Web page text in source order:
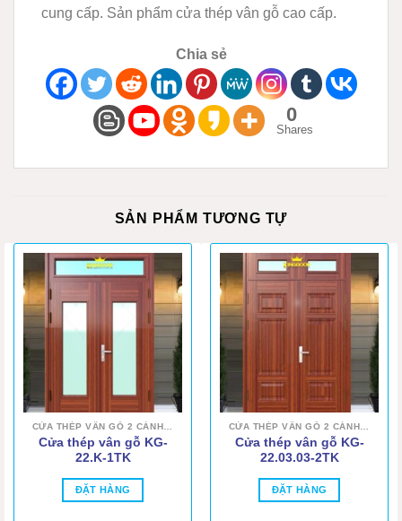
cung cấp. Sản phẩm cửa thép vân gỗ cao cấp.
Chia sẻ
0
Shares
SẢN PHẨM TƯƠNG TỰ
Cửa thép vân gỗ KG-
22.K-1TK
ĐẶT HÀNG
Cửa thép vân gỗ KG-
22.03.03-2TK
ĐẶT HÀNG